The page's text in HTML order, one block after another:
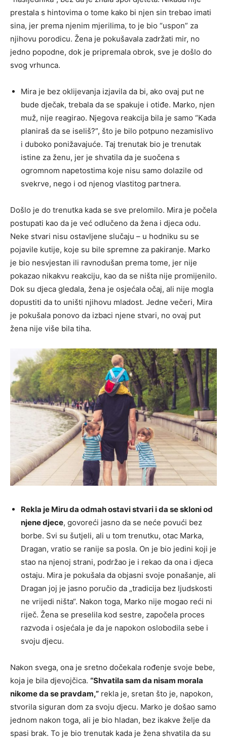
prestala s hintovima o tome kako bi njen sin trebao imati
sina, jer prema njenim mjerilima, to je bio “uspon” za
njihovu porodicu. Žena je pokušavala zadržati mir, no
jedno popodne, dok je pripremala obrok, sve je došlo do
svog vrhunca.
Mira je bez oklijevanja izjavila da bi, ako ovaj put ne
bude dječak, trebala da se spakuje i otiđe. Marko, njen
muž, nije reagirao. Njegova reakcija bila je samo “Kada
planiraš da se iseliš?”, što je bilo potpuno nezamislivo
i duboko ponižavajuće. Taj trenutak bio je trenutak
istine za ženu, jer je shvatila da je suočena s
ogromnom napetostima koje nisu samo dolazile od
svekrve, nego i od njenog vlastitog partnera.
Došlo je do trenutka kada se sve prelomilo. Mira je počela
postupati kao da je već odlučeno da žena i djeca odu.
Neke stvari nisu ostavljene slučaju – u hodniku su se
pojavile kutije, koje su bile spremne za pakiranje. Marko
je bio nesvjestan ili ravnodušan prema tome, jer nije
pokazao nikakvu reakciju, kao da se ništa nije promijenilo.
Dok su djeca gledala, žena je osjećala očaj, ali nije mogla
dopustiti da to uništi njihovu mladost. Jedne večeri, Mira
je pokušala ponovo da izbaci njene stvari, no ovaj put
žena nije više bila tiha.
Rekla je Miru da odmah ostavi stvari i da se skloni od
njene djece, govoreći jasno da se neće povući bez
borbe. Svi su šutjeli, ali u tom trenutku, otac Marka,
Dragan, vratio se ranije sa posla. On je bio jedini koji je
stao na njenoj strani, podržao je i rekao da ona i djeca
ostaju. Mira je pokušala da objasni svoje ponašanje, ali
Dragan joj je jasno poručio da „tradicija bez ljudskosti
ne vrijedi ništa“. Nakon toga, Marko nije mogao reći ni
riječ. Žena se preselila kod sestre, započela proces
razvoda i osjećala je da je napokon oslobodila sebe i
svoju djecu.
Nakon svega, ona je sretno dočekala rođenje svoje bebe,
koja je bila djevojčica. “Shvatila sam da nisam morala
nikome da se pravdam,” rekla je, sretan što je, napokon,
stvorila siguran dom za svoju djecu. Marko je došao samo
jednom nakon toga, ali je bio hladan, bez ikakve želje da
spasi brak. To je bio trenutak kada je žena shvatila da su